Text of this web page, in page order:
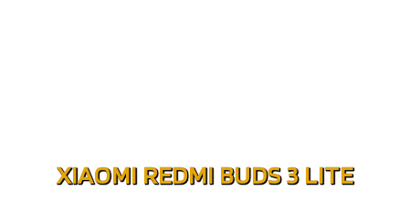
XIAOMI REDMI BUDS 3 LITE